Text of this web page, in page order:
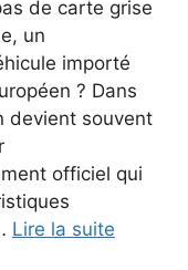
de carte grise
un
importé
? Dans
devient souvent
officiel qui
Lire la suite